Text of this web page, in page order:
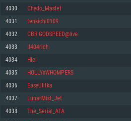
Memória: 4GB
Placa Gráfica: Placa com DirectX 11: AMD
GTX 660. Resolução mínima suportada: 720p
Network: Internet de banda larga.
Disco: 23,1 GB
Recomendado
Memória: 6 GB
Placa Gráfica: Intel Iris Pro 5200 (Mac),
Resolução mínima suportada: 720p com
Network: Internet de banda larga.
Disco: 21,5 GB
Recomendado
Memória: 4 GB
Placa Gráfica: NVIDIA 660 com os drivers
meses) / equivalentes AMD com os drivers
Vulkan (não mais de 6 meses); Resolução
Network: Internet de banda larga.
Disco: 21,5 GB
Recomendado
Sistema Operativo: Ubuntu 20.04 64bit
Processador: Intel Core i7
4030 Chydo_Mastet
4031 tenkichi0109
4032 CBR GODSPEED@live
4033 ll404rich
4034 HIei
4035 HOLLYxWHOMPERS
4036 EasyUlitka
4037 LunarMist_Jet
4038 The_Serial_ATA